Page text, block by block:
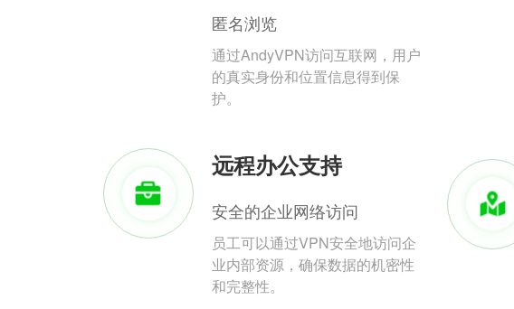
匿名浏览
通过AndyVPN访问互联网，用户
的真实身份和位置信息得到保
护。
远程办公支持
安全的企业网络访问
员工可以通过VPN安全地访问企
业内部资源，确保数据的机密性
和完整性。